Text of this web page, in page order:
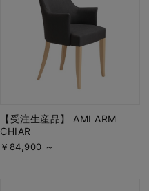
【受注生産品】 AMI ARM
CHIAR
￥84,900 ～